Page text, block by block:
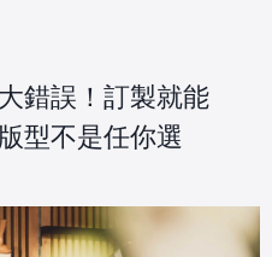
錯誤！訂製就能
型不是任你選